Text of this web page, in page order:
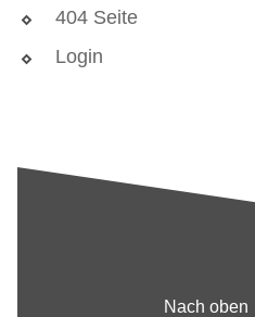
404 Seite
Login
Nach oben